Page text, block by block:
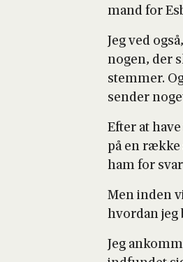
mand for
Jeg ved
nogen, der
stem­mer.
sen­der
Efter at
på en ræk­ke
ham for
Men inden
hvor­dan jeg
Jeg